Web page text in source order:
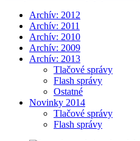
Archív: 2012
Archív: 2011
Archív: 2010
Archív: 2009
Archív: 2013
Tlačové správy
Flash správy
Ostatné
Novinky 2014
Tlačové správy
Flash správy